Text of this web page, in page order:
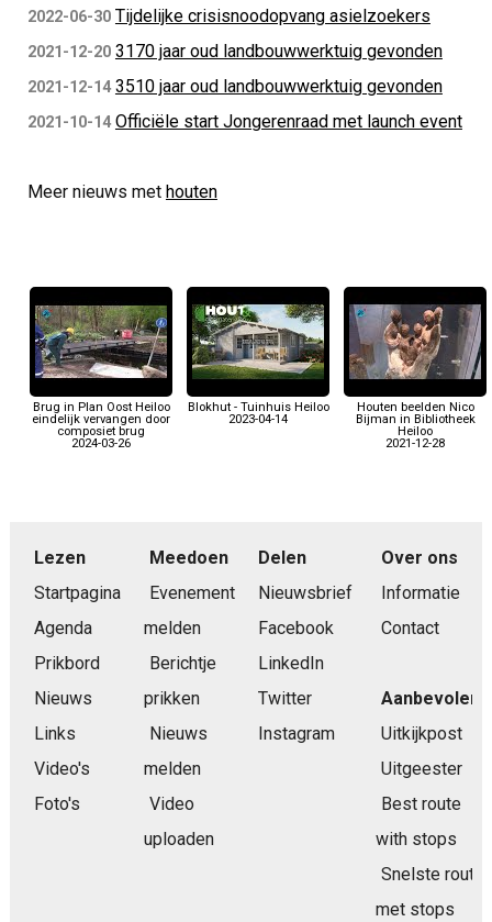
2022-06-30 Tijdelijke crisisnoodopvang asielzoekers
2021-12-20 3170 jaar oud landbouwwerktuig gevonden
2021-12-14 3510 jaar oud landbouwwerktuig gevonden
2021-10-14 Officiële start Jongerenraad met launch event
Meer nieuws met houten
Brug in Plan Oost Heiloo
eindelijk vervangen door
composiet brug
2024-03-26
Blokhut - Tuinhuis Heiloo
2023-04-14
Houten beelden Nico
Bijman in Bibliotheek
Heiloo
2021-12-28
Lezen
Startpagina
Agenda
Prikbord
Nieuws
Links
Video's
Foto's
Meedoen
Evenement
melden
Berichtje
prikken
Nieuws
melden
Video
uploaden
Delen
Nieuwsbrief
Facebook
LinkedIn
Twitter
Instagram
Over ons
Informatie
Contact
Aanbevolen
Uitkijkpost
Uitgeester
Best route
with stops
Snelste route
met stops